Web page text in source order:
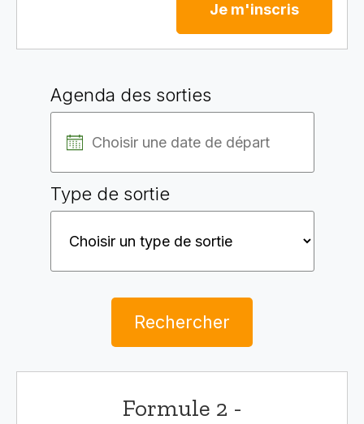
Je m'inscris
Agenda des sorties
Type de sortie
Rechercher
Formule 2 -